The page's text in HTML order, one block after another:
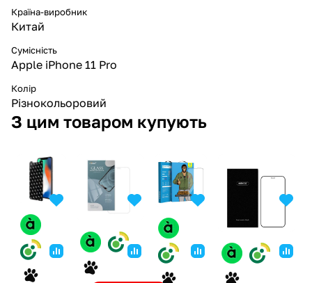
Країна-виробник
Китай
Сумісність
Apple iPhone 11 Pro
Колір
Різнокольоровий
З цим товаром купують